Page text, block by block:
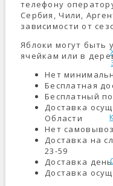
телефону
Сербия, Чили,
зависимости от
Яблоки могут быть
ячейкам или в
Нет
Бесплатная
Бесплатный
Доставка
Области
Нет
Доставка на
23-59
Доставка
Доставка